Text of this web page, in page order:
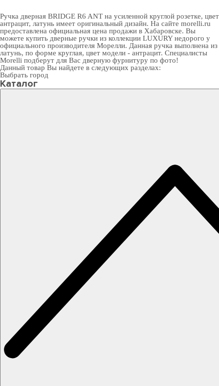
Ручка дверная BRIDGE R6 ANT на усиленной круглой розетке, цвет
антрацит, латунь имеет оригинальный дизайн. На сайте morelli.ru
предоставлена официальная цена продажи в Хабаровске. Вы
можете купить дверные ручки из коллекции LUXURY недорого у
официального производителя Морелли. Данная ручка выполнена из
латунь, по форме круглая, цвет модели - антрацит. Специалисты
Morelli подберут для Вас дверную фурнитуру по фото!
Данный товар Вы найдете в следующих разделах:
Выбрать город
Каталог